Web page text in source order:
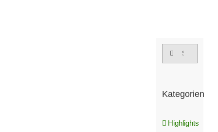
Suche
Kategorien
Highlights